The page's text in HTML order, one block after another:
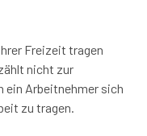
Freizeit tragen
nicht zur
ein Arbeitnehmer sich
zu tragen.